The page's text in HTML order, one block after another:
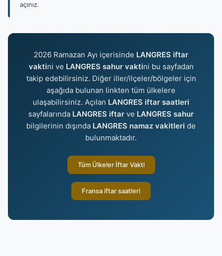
açınız.
2026 Ramazan Ayı içerisinde LANGRES iftar
vaktini ve LANGRES sahur vaktini bu sayfadan
takip edebilirsiniz. Diğer iller/ilçeler/bölgeler için
aşağıda bulunan linkten tüm ülkelere
ulaşabilirsiniz. Açılan LANGRES iftar saatleri
sayfalarında LANGRES iftar ve LANGRES sahur
bilgilerinin dışında LANGRES namaz vakitleri de
bulunmaktadır.
Tüm Ülkeler İftar Vakti
Fransa iftar saatleri